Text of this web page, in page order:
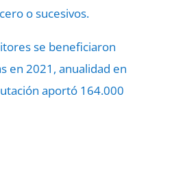
o sucesivos.
se beneficiaron
en 2021, anualidad en
aportó 164.000